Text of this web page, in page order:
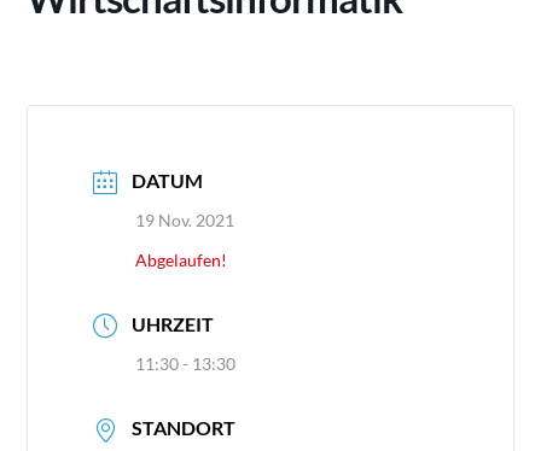
DATUM
19 Nov. 2021
Abgelaufen!
UHRZEIT
11:30 - 13:30
STANDORT